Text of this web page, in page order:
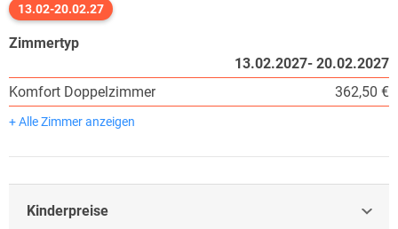
13.02-20.02.27
Zimmertyp
Komfort Doppelzimmer
+ Alle Zimmer anzeigen
13.02.2027- 20.02.2027
362,50 €
Kinderpreise